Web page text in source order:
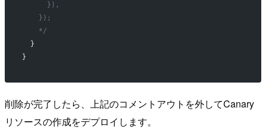
      }),
    });
    */
  }
}
削除が完了したら、上記のコメントアウトを外してCanary
リソースの作成をデプロイします。